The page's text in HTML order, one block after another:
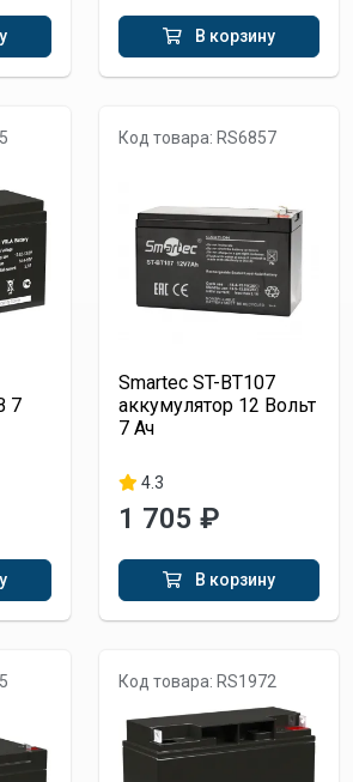
В корзину
7
Код товара: RS6857
Smartec ST-BT107
аккумулятор 12 Вольт
7 Ач
4.3
1 705 ₽
В корзину
Код товара: RS1972